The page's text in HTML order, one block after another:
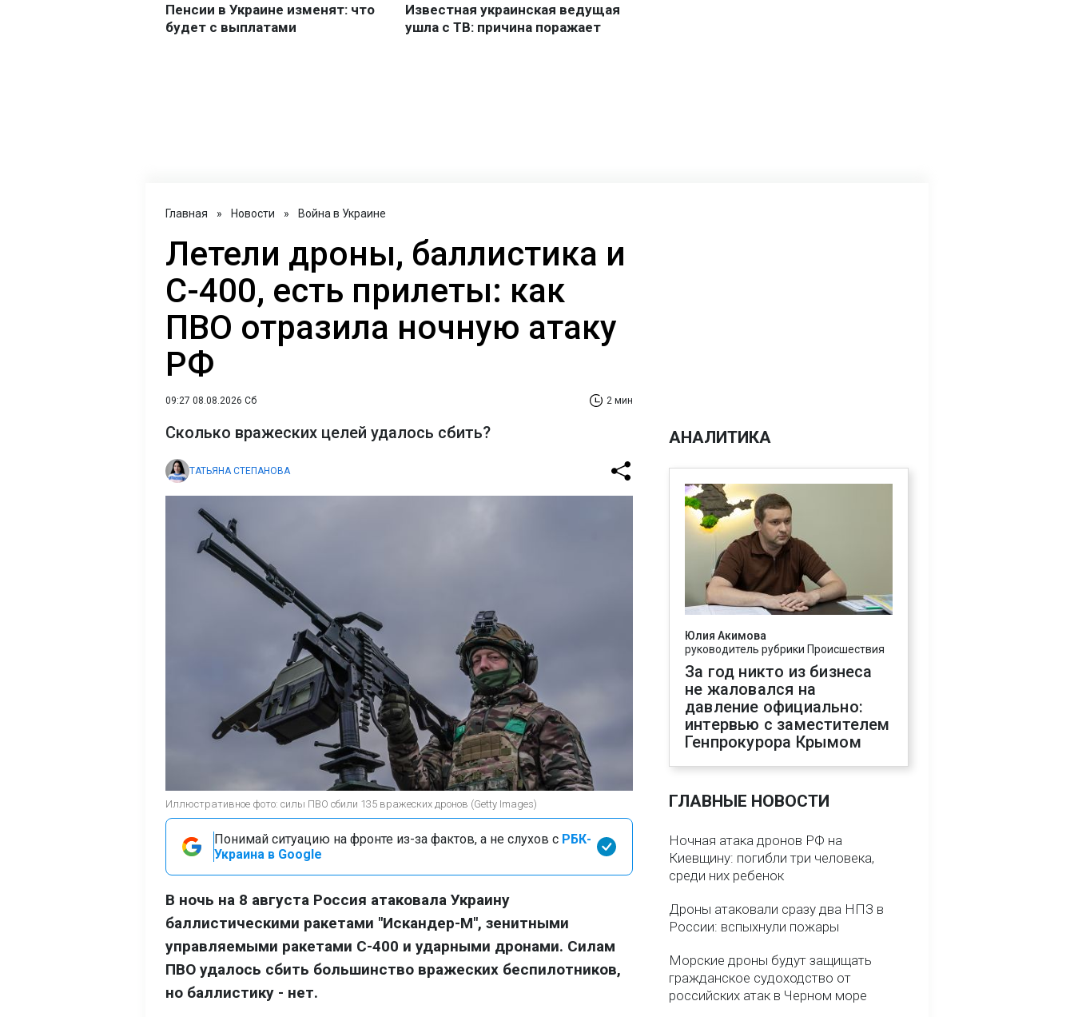
Главная » Новости » Война в Украине
Летели дроны, баллистика и
С-400, есть прилеты: как
ПВО отразила ночную атаку
РФ
09:27 08.08.2026 Сб 2 мин
Сколько вражеских целей удалось сбить?
ТАТЬЯНА СТЕПАНОВА
Иллюстративное фото: силы ПВО сбили 135 вражеских дронов (Getty Images)
Понимай ситуацию на фронте из-за фактов, а не слухов с РБК-
Украина в Google
В ночь на 8 августа Россия атаковала Украину
баллистическими ракетами "Искандер-М", зенитными
управляемыми ракетами С-400 и ударными дронами. Силам
ПВО удалось сбить большинство вражеских беспилотников,
но баллистику - нет.
АНАЛИТИКА
Юлия Акимова
руководитель рубрики Происшествия
За год никто из бизнеса
не жаловался на
давление официально:
интервью с заместителем
Генпрокурора Крымом
ГЛАВНЫЕ НОВОСТИ
Ночная атака дронов РФ на
Киевщину: погибли три человека,
среди них ребенок
Дроны атаковали сразу два НПЗ в
России: вспыхнули пожары
Морские дроны будут защищать
гражданское судоходство от
российских атак в Черном море